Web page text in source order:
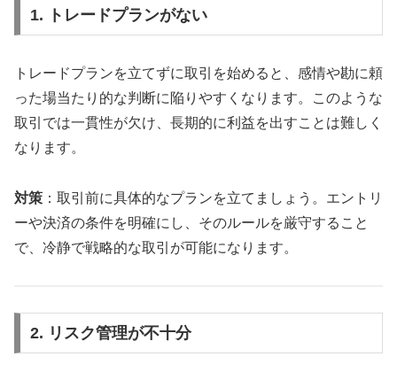
1. トレードプランがない
トレードプランを立てずに取引を始めると、感情や勘に頼
った場当たり的な判断に陥りやすくなります。このような
取引では一貫性が欠け、長期的に利益を出すことは難しく
なります。
対策 ：取引前に具体的なプランを立てましょう。エントリ
ーや決済の条件を明確にし、そのルールを厳守すること
で、冷静で戦略的な取引が可能になります。
2. リスク管理が不十分